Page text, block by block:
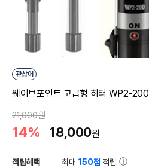
관상어
웨이브포인트 고급형 히터 WP2-200
21,000원
14% 18,000원
적립혜택 최대150점 적립